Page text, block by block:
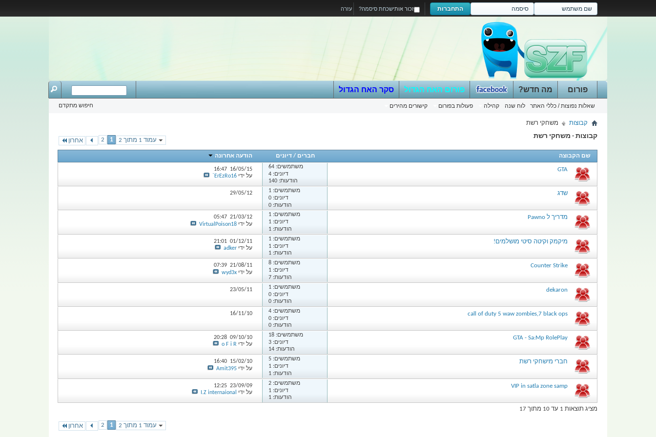
עזרה התחברות זכור אותישכחת סיסמה?
פורום
שאלות נפוצות / כללי האתר לוח שנה קהילה פעולות בפורום קישורים מהירים
מה חדש? פורום האח הגדול סקר האח הגדול
חיפוש מתקדם
קבוצות משחקי רשת
קבוצות - משחקי רשת
עמוד 1 מתוך 2 1
2 אחרון
שם הקבוצה חברים / דיונים הודעה אחרונה
GTA משתמשים:64
דיונים: 4
הודעות: 140
16/05/15
16:47
על ידיErEzRo16`
שדג משתמשים:1
דיונים: 0
הודעות: 0
29/05/12
מדריך ל Pawno משתמשים:1
דיונים: 1
הודעות: 1
21/03/12
05:47
על ידיVirtualPoison18
מיקמק וקיטה סיטי מושלמים! משתמשים:1
דיונים: 1
הודעות: 1
01/12/11
21:01
על ידיadker
Counter Strike משתמשים:8
דיונים: 1
הודעות: 7
21/08/11
07:39
על ידיwyd3x
dekaron משתמשים:1
דיונים: 0
הודעות: 0
23/05/11
call of duty 5 waw zombies,7 black ops משתמשים:4
דיונים: 0
הודעות: 0
16/11/10
GTA - Sa:Mp RolePlay משתמשים:18
דיונים: 3
הודעות: 14
09/10/10
20:28
על ידי o F i R
חברי מישחקי רשת משתמשים:5
דיונים: 1
הודעות: 1
15/02/10
16:40
על ידיAmit395
VIP in satla zone samp משתמשים:2
דיונים: 1
הודעות: 1
23/09/09
12:25
על ידי
I.Z internaional
מציג תוצאות 1 עד 10 מתוך 17
עמוד 1 מתוך 2 1
2 אחרון